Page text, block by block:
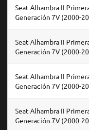
Seat Alhambra II
Generación 7V (2000-
Seat Alhambra II
Generación 7V (2000-
Seat Alhambra II
Generación 7V (2000-
Seat Alhambra II
Generación 7V (2000-